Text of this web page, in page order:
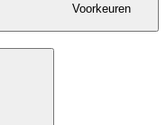
Voorkeuren